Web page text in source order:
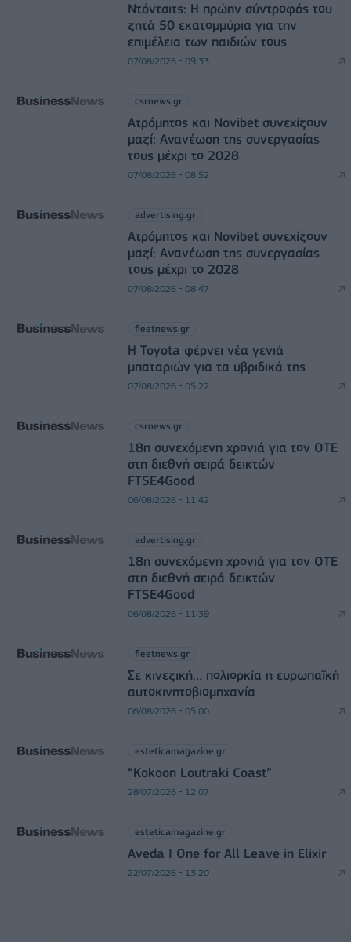
Ντόντσιτς: Η πρώην σύντροφός του
ζητά 50 εκατομμύρια για την
επιμέλεια των παιδιών τους
07/08/2026 - 09:33
csrnews.gr
Ατρόμητος και Novibet συνεχίζουν
μαζί: Ανανέωση της συνεργασίας
τους μέχρι το 2028
07/08/2026 - 08:52
advertising.gr
Ατρόμητος και Novibet συνεχίζουν
μαζί: Ανανέωση της συνεργασίας
τους μέχρι το 2028
07/08/2026 - 08:47
fleetnews.gr
Η Toyota φέρνει νέα γενιά
μπαταριών για τα υβριδικά της
07/08/2026 - 05:22
csrnews.gr
18η συνεχόμενη χρονιά για τον ΟΤΕ
στη διεθνή σειρά δεικτών
FTSE4Good
06/08/2026 - 11:42
advertising.gr
18η συνεχόμενη χρονιά για τον ΟΤΕ
στη διεθνή σειρά δεικτών
FTSE4Good
06/08/2026 - 11:39
fleetnews.gr
Σε κινεζική… πολιορκία η ευρωπαϊκή
αυτοκινητοβιομηχανία
06/08/2026 - 05:00
esteticamagazine.gr
“Kokoon Loutraki Coast”
28/07/2026 - 12:07
esteticamagazine.gr
Aveda I One for All Leave in Elixir
22/07/2026 - 13:20